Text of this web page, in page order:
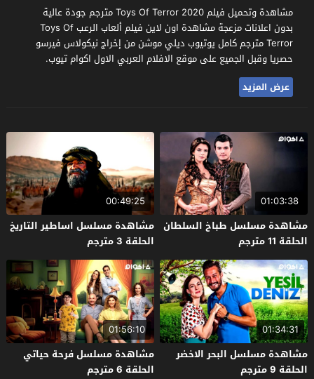
مشاهدة وتحميل فيلم Toys Of Terror 2020 مترجم جودة عالية
بدون اعلانات مزعجة مشاهدة اون لاين فيلم ألعاب الرعب Toys Of
Terror مترجم كامل يوتيوب ديلي موشن من إخراج نيكولاس فيرسو
حصريا وقبل الجميع على موقع الافلام العربي الاول اكوام تيوب.
عرض المزيد
01:03:38
مشاهدة مسلسل طباخ السلطان
الحلقة 11 مترجم
00:49:25
مشاهدة مسلسل اساطير التاريخ
الحلقة 3 مترجم
01:34:31
مشاهدة مسلسل البحر الاخضر
الحلقة 9 مترجم
01:56:10
مشاهدة مسلسل فرحة حياتي
الحلقة 6 مترجم